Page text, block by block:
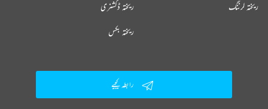
ریختہ ڈکشنری ریختہ لرننگ
ریختہ بکس
رابطہ کیجیے